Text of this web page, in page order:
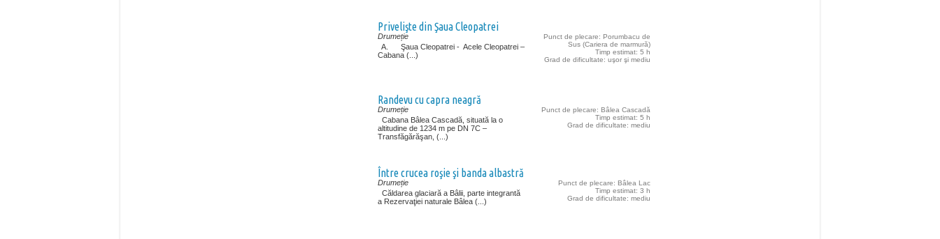
Privelişte din Şaua Cleopatrei
Punct de plecare: Porumbacu de
Sus (Cariera de marmură)
Timp estimat: 5 h
Grad de dificultate: uşor şi mediu
Drumeție
A. Şaua Cleopatrei - Acele Cleopatrei –
Cabana (...)
Randevu cu capra neagră
Punct de plecare: Bâlea Cascadă
Timp estimat: 5 h
Grad de dificultate: mediu
Drumeție
Cabana Bâlea Cascadă, situată la o
altitudine de 1234 m pe DN 7C –
Transfăgărăşan, (...)
Între crucea roşie şi banda albastră
Punct de plecare: Bâlea Lac
Timp estimat: 3 h
Grad de dificultate: mediu
Drumeție
Căldarea glaciară a Bâlii, parte integrantă
a Rezervaţiei naturale Bâlea (...)